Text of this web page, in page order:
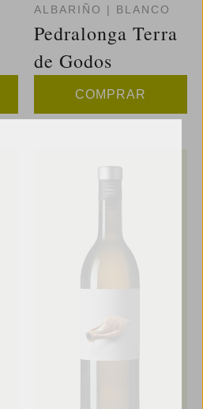
ALBARIÑO | BLANCO
Pedralonga Terra
de Godos
COMPRAR